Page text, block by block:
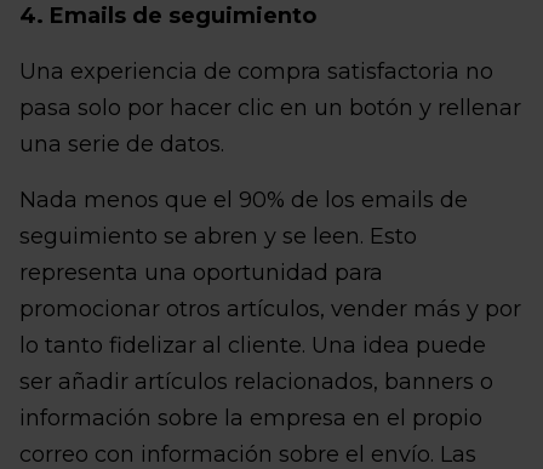
4. Emails de seguimiento
Una experiencia de compra satisfactoria no
pasa solo por hacer clic en un botón y rellenar
una serie de datos.
Nada menos que el 90% de los emails de
seguimiento se abren y se leen. Esto
representa una oportunidad para
promocionar otros artículos, vender más y por
lo tanto fidelizar al cliente. Una idea puede
ser añadir artículos relacionados, banners o
información sobre la empresa en el propio
correo con información sobre el envío. Las